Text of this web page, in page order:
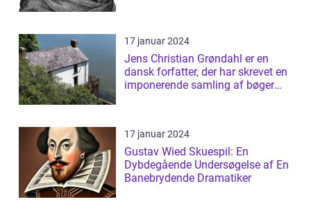
17 januar 2024
Jens Christian Grøndahl er en
dansk forfatter, der har skrevet en
imponerende samling af bøger
17 januar 2024
Gustav Wied Skuespil: En
Dybdegående Undersøgelse af En
Banebrydende Dramatiker